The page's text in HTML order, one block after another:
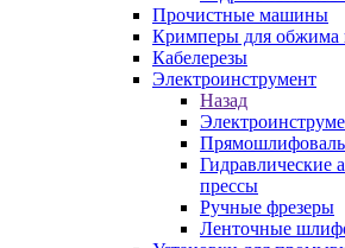
Прочистные машины
Кримперы для обжима
Кабелерезы
Электроинструмент
Назад
Гидравлические
прессы
Ручные фрезеры
Ленточные